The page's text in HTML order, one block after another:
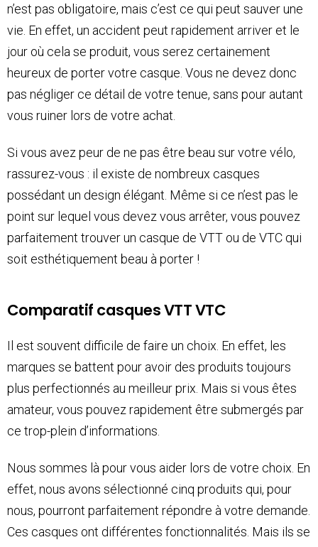
n’est pas obligatoire, mais c’est ce qui peut sauver une
vie. En effet, un accident peut rapidement arriver et le
jour où cela se produit, vous serez certainement
heureux de porter votre casque. Vous ne devez donc
pas négliger ce détail de votre tenue, sans pour autant
vous ruiner lors de votre achat.
Si vous avez peur de ne pas être beau sur votre vélo,
rassurez-vous : il existe de nombreux casques
possédant un design élégant. Même si ce n’est pas le
point sur lequel vous devez vous arrêter, vous pouvez
parfaitement trouver un casque de VTT ou de VTC qui
soit esthétiquement beau à porter !
Comparatif casques VTT VTC
Il est souvent difficile de faire un choix. En effet, les
marques se battent pour avoir des produits toujours
plus perfectionnés au meilleur prix. Mais si vous êtes
amateur, vous pouvez rapidement être submergés par
ce trop-plein d’informations.
Nous sommes là pour vous aider lors de votre choix. En
effet, nous avons sélectionné cinq produits qui, pour
nous, pourront parfaitement répondre à votre demande.
Ces casques ont différentes fonctionnalités. Mais ils se